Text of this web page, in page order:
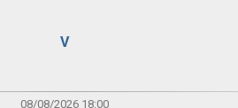
V
08/08/2026 18:00